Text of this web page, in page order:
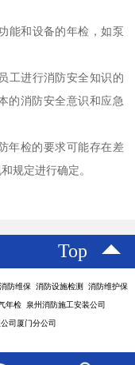
能和设备的年检，如泵
工进行消防安全知识的
的消防安全意识和应急
年检的要求可能存在差
规定进行确定。
Top
防维保 消防设施检测 消防维护保
年检 泉州消防施工安装公司
司厦门分公司